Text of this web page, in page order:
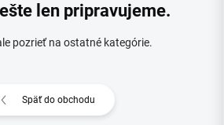
len pripravujeme.
pozrieť na ostatné kategórie.
Späť do obchodu